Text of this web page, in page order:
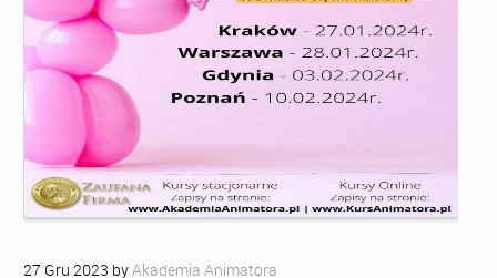
27 Gru 2023 byAkademia Animatora